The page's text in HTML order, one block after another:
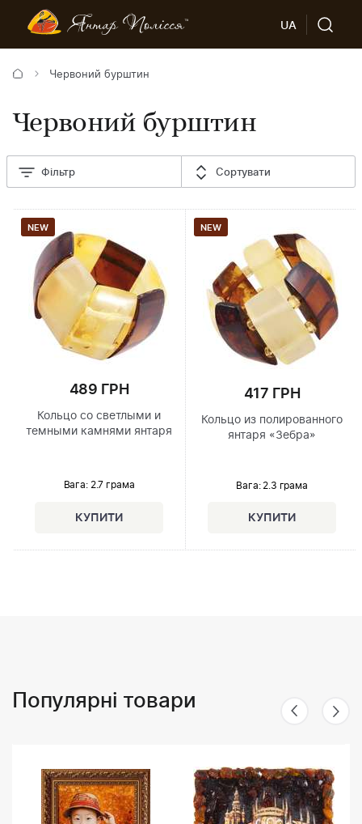
UA
Червоний бурштин
Червоний бурштин
Фільтр Сортувати
NEW
489 ГРН
Кольцо со светлыми и
темными камнями янтаря
Вага: 2.7 грама
NEW
417 ГРН
Кольцо из полированного
янтаря «Зебра»
Вага: 2.3 грама
Популярні товари